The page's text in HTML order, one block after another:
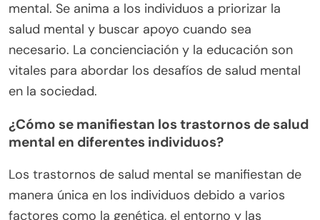
mental. Se anima a los individuos a priorizar la
salud mental y buscar apoyo cuando sea
necesario. La concienciación y la educación son
vitales para abordar los desafíos de salud mental
en la sociedad.
¿Cómo se manifiestan los trastornos de salud
mental en diferentes individuos?
Los trastornos de salud mental se manifiestan de
manera única en los individuos debido a varios
factores como la genética, el entorno y las